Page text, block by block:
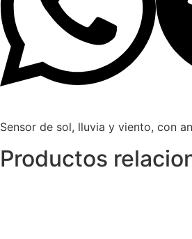
Sensor de sol, lluvia y viento, con
Productos